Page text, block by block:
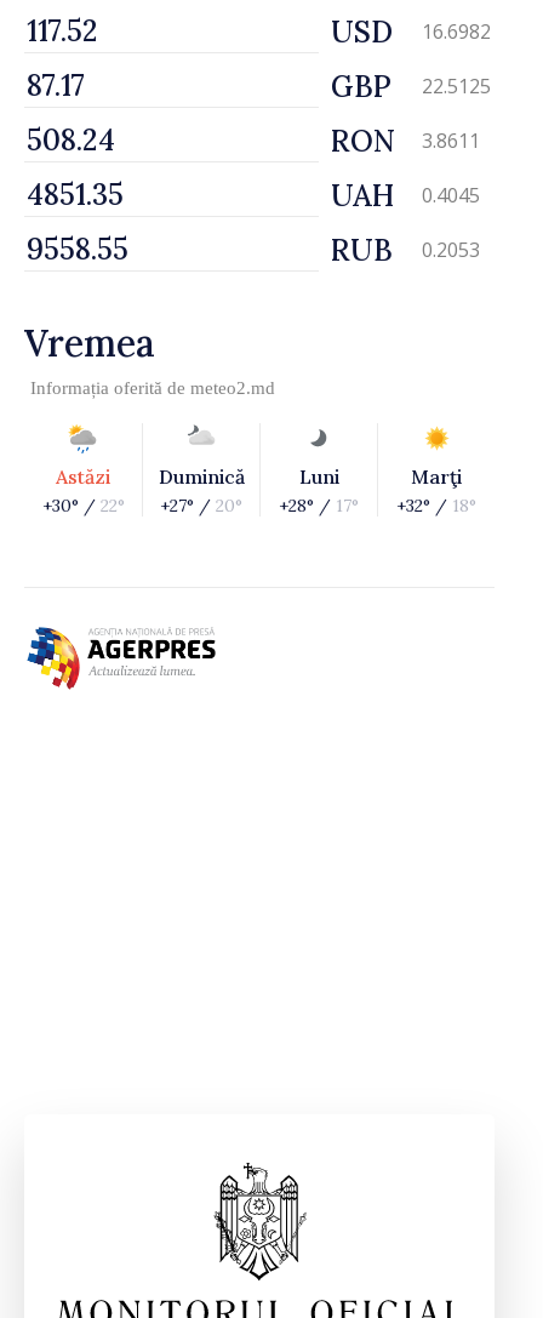
USD 16.6982
GBP 22.5125
RON 3.8611
UAH 0.4045
RUB 0.2053
Vremea
Informația oferită de meteo2.md
Astăzi
+30° / 22°
Duminică
+27° / 20°
Luni
+28° / 17°
Marţi
+32° / 18°